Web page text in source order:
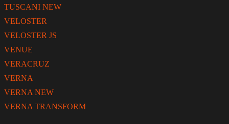
TUSCANI NEW
VELOSTER
VELOSTER JS
VENUE
VERACRUZ
VERNA
VERNA NEW
VERNA TRANSFORM